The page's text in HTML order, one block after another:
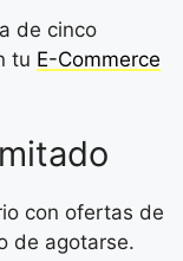
de cinco
tu E-Commerce
con ofertas de
de agotarse.